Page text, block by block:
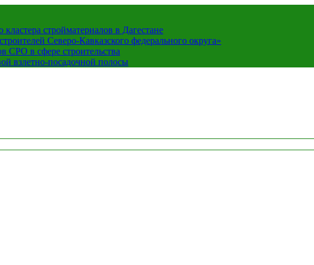
стройматериалов в Дагестане
Северо-Кавказского федерального округа»
СРО в сфере строительства
взлетно-посадочной полосы